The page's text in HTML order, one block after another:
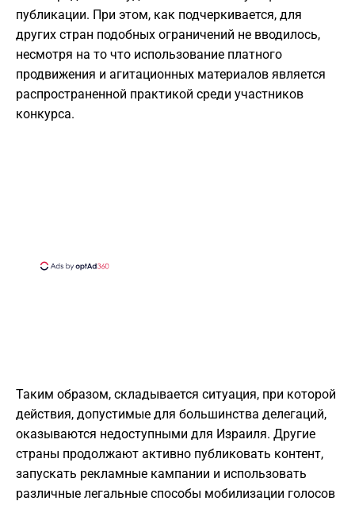
публикации. При этом, как подчеркивается, для
других стран подобных ограничений не вводилось,
несмотря на то что использование платного
продвижения и агитационных материалов является
распространенной практикой среди участников
конкурса.
Таким образом, складывается ситуация, при которой
действия, допустимые для большинства делегаций,
оказываются недоступными для Израиля. Другие
страны продолжают активно публиковать контент,
запускать рекламные кампании и использовать
различные легальные способы мобилизации голосов